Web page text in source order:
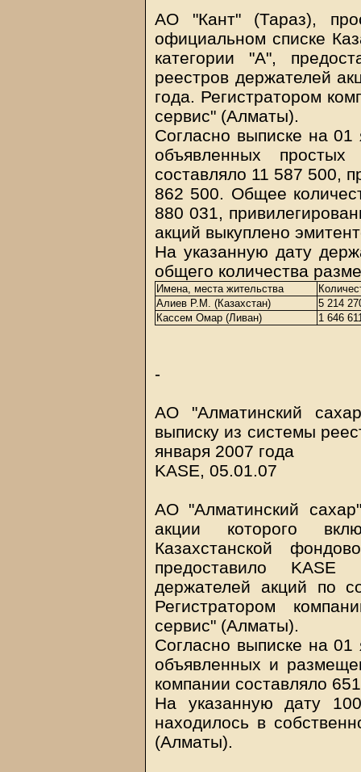
АО "Кант" (Тараз),
официальном списке
категории "А",
реестров держателей
года. Регистратором
сервис" (Алматы).
Согласно выписке на 01
объявленных
составляло 11 587 500,
862 500. Общее
880 031,
акций выкуплено
На указанную дату
общего количества
Имена, места жительства
Алиев Р.М. (Казахстан)
5 214
Кассем Омар (Ливан)
1 646
-
АО "Алматинский
выписку из системы
января 2007 года
KASE, 05.01.07
АО "Алматинский
акции которого
Казахстанской
предоставило
держателей акций по
Регистратором
сервис" (Алматы).
Согласно выписке на 01
объявленных и
компании составляло
На указанную дату
находилось в
(Алматы).